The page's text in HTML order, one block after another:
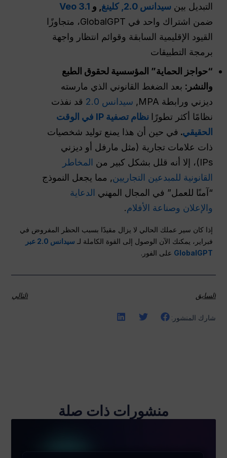
التبديل بينسيدانس 2.0, كلينغ , و Veo 3.1
ضمن اشتراك واحد في GlobalGPT، متجاوزًا
القيود الإقليمية السابقة وقوائم انتظار واجهة
برمجة التطبيقات
“حواجز الحماية” المؤسسية لحقوق الطبع
والنشر: بعد الضغط القانوني الذي مارسته
ديزني ورابطة MPA,
سيدانس 2.0
قد نفذت
نظامًا أكثر تطورًا
نظام تصفية IP في الوقت
الحقيقي. في حين أن هذا يمنع توليد شخصيات
ذات علامات تجارية (مثل مارفل أو ديزني
IPs)، إلا أنه قلل بشكل كبير من
المخاطر
القانونية للمبدعين التجاريين, مما يجعل النموذج
“آمنًا للعمل” في المجال المهني الدعاية
والإعلان وصناعة الأفلام.
إذا كان سير عملك الحالي لا يزال مقيدًا بسبب الحظر المفروض في
فبراير، يمكنك الآن الوصول إلى القوة الكاملة لـ
سيدانس 2.0 عبر
GlobalGPT على الفور.
السابق التالي
شارك المنشور:
منشورات ذات صلة